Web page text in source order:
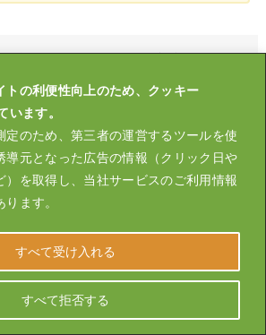
トの利便性向上のため、クッキー
ます。
定のため、第三者の運営するツールを使
導元となった広告の情報（クリック日や
）を取得し、当社サービスのご利用情報
ます。
すべて拒否する
すべて受け入れる
目指すなら「大学受験スタスタ